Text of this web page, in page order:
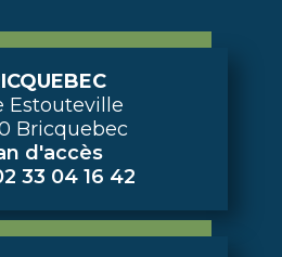
Estouteville
Bricquebec
d'accès
33 04 16 42